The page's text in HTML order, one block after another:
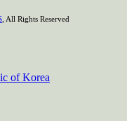
, All Rights Reserved
of Korea